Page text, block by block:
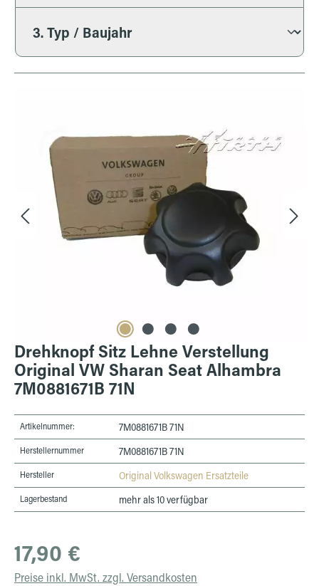
Drehknopf Sitz Lehne Verstellung
Original VW Sharan Seat Alhambra
7M0881671B 71N
Artikelnummer: 7M0881671B 71N
Herstellernummer 7M0881671B 71N
Hersteller Original Volkswagen Ersatzteile
Lagerbestand mehr als 10 verfügbar
Regulärer Preis:
17,90 €
Preise inkl. MwSt. zzgl. Versandkosten